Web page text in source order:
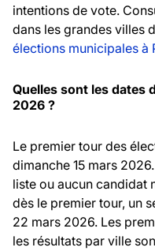
intentions de vote.
dans les grandes villes
élections municipales à
Quelles sont les dates
2026 ?
Le premier tour des
dimanche 15 mars
liste ou aucun candidat
dès le premier tour, un
22 mars 2026. Les
les résultats par ville